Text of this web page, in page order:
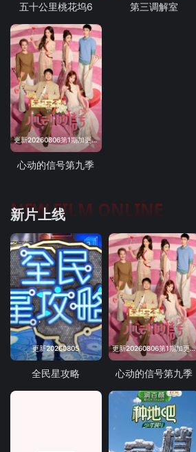
五十公里桃花坞6 第三调解室
更新20260806第1期加更上
心动的信号第九季
新片上线
NEW FILM ONLINE
更新20260805
全民星攻略
更新20260806第1期加更上
心动的信号第九季